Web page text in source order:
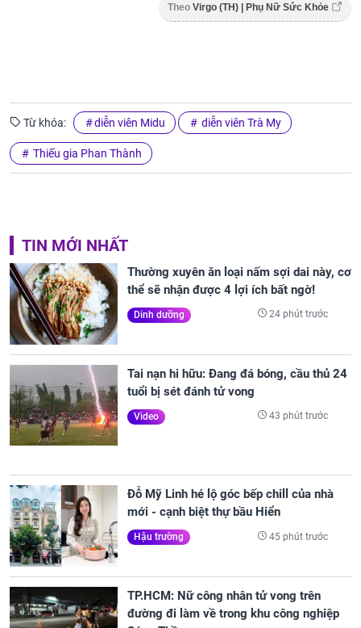
Theo Virgo (TH) | Phụ Nữ Sức Khỏe
Từ khóa: diễn viên Midu diễn viên Trà My
Thiếu gia Phan Thành
TIN MỚI NHẤT
Thường xuyên ăn loại nấm sợi dai này, cơ
thể sẽ nhận được 4 lợi ích bất ngờ!
Dinh dưỡng 24 phút trước
Tai nạn hi hữu: Đang đá bóng, cầu thủ 24
tuổi bị sét đánh tử vong
Video 43 phút trước
Đỗ Mỹ Linh hé lộ góc bếp chill của nhà
mới - cạnh biệt thự bầu Hiển
Hậu trường 45 phút trước
TP.HCM: Nữ công nhân tử vong trên
đường đi làm về trong khu công nghiệp